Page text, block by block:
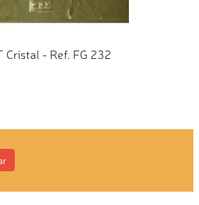
Cristal - Ref. FG 232